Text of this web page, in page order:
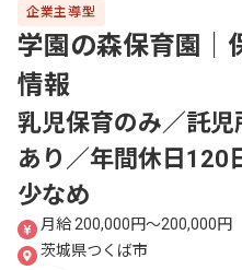
企業主導型
学園の森保育園｜
情報
乳児保育のみ／託児
あり／年間休日120
少なめ
月給 200,000円〜200,000円
茨城県つくば市